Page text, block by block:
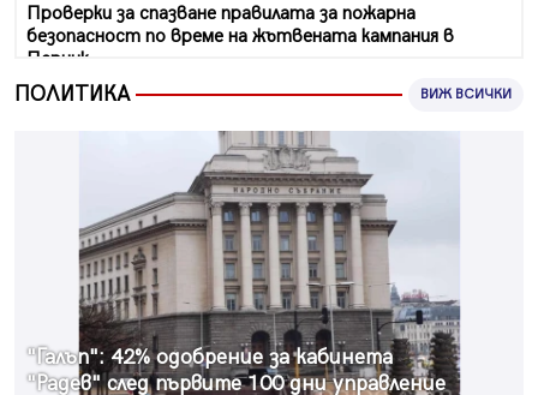
Проверки за спазване правилата за пожарна
безопасност по време на жътвената кампания в
Перник
06.08.2026, 07:51
Ето какви забавления ще има през август в Перник
Пернишки експерт за фишинг измамите:
Проверявайте съмнителните линкове в bezopasno.net
05.08.2026, 15:42
На 95 години почина Лиляна Десова
05.08.2026, 15:18
Радев: Работи се активно за запазването на
средствата по Плана за справедлив преход за
ПОЛИТИКА ВИЖ ВСИЧКИ
"Галъп": 42% одобрение за кабинета
"Радев" след първите 100 дни управление